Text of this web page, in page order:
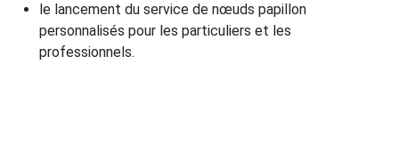
le lancement du service de nœuds papillon
personnalisés pour les particuliers et les
professionnels.